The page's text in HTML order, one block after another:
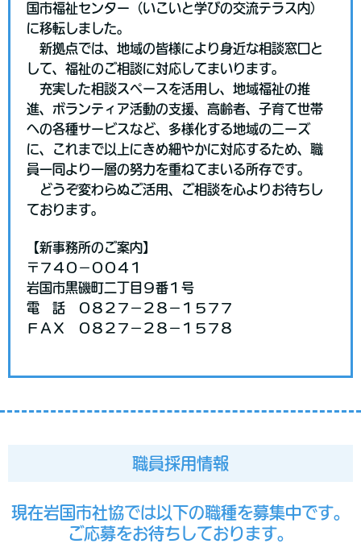
国市福祉センター（いこいと学びの交流テラス内）
に移転しました。
新拠点では、地域の皆様により身近な相談窓口と
して、福祉のご相談に対応してまいります。
充実した相談スペースを活用し、地域福祉の推
進、ボランティア活動の支援、高齢者、子育て世帯
への各種サービスなど、多様化する地域のニーズ
に、これまで以上にきめ細やかに対応するため、職
員一同より一層の努力を重ねてまいる所存です。
どうぞ変わらぬご活用、ご相談を心よりお待ちし
ております。
【新事務所のご案内】
〒７４０－００４１
岩国市黒磯町二丁目９番１号
電 話 ０８２７－２８－１５７７
ＦＡＸ ０８２７－２８－１５７８
職員採用情報
現在岩国市社協では以下の職種を募集中です。
ご応募をお待ちしております。